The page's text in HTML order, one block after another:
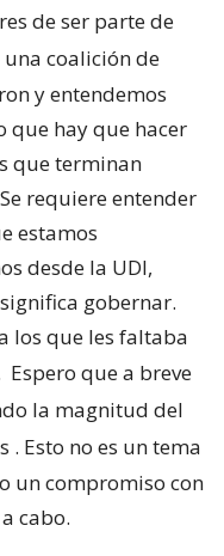
de ser parte de
una coalición de
y entendemos
que hay que hacer
que terminan
requiere entender
estamos
desde la UDI,
gobernar.
los que les faltaba
Espero que a breve
la magnitud del
. Esto no es un tema
un compromiso con
cabo.